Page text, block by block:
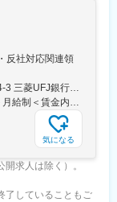
づくりや組織強化
反社対応関連領
＜勤務地詳細＞芝公園住所：東京都港区芝2-4-3 三菱UFJ銀行芝ビル勤務地最寄駅：都営三田線／芝公園駅駅受動喫煙対策：屋内全面禁煙変更の範囲：会社の定める事業所（リモートワーク含む）
＜予定年収＞400万円～600万円＜賃金形態＞月給制＜賃金内訳＞月額（基本給）：255,000円～400,000円＜月給＞255,000円～400,000円＜昇給有無＞有＜残業手当＞有＜給与補足＞※給与詳細は経験、前職の年収、当行基準テーブルを考慮の上決定します（規定による提示）。賃金はあくまでも目安の金額であり、選考を通じて上下する可能性があります。月給(月額)は固定手当を含めた表記です。
気になる
求人は除く）。
了していることもご